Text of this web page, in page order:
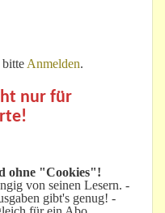
bitte Anmelden.
nur für
ohne "Cookies"!
von seinen Lesern. -
gibt's genug! -